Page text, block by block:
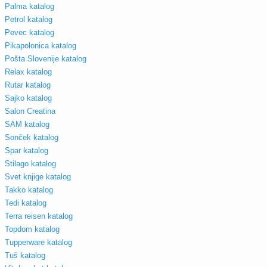
Palma katalog
Petrol katalog
Pevec katalog
Pikapolonica katalog
Pošta Slovenije katalog
Relax katalog
Rutar katalog
Sajko katalog
Salon Creatina
SAM katalog
Sonček katalog
Spar katalog
Stilago katalog
Svet knjige katalog
Takko katalog
Tedi katalog
Terra reisen katalog
Topdom katalog
Tupperware katalog
Tuš katalog